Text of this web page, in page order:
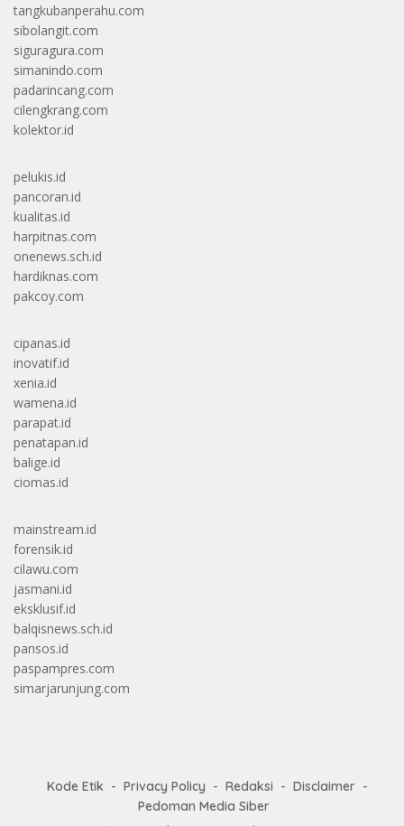
tangkubanperahu.com
sibolangit.com
siguragura.com
simanindo.com
padarincang.com
cilengkrang.com
kolektor.id
pelukis.id
pancoran.id
kualitas.id
harpitnas.com
onenews.sch.id
hardiknas.com
pakcoy.com
cipanas.id
inovatif.id
xenia.id
wamena.id
parapat.id
penatapan.id
balige.id
ciomas.id
mainstream.id
forensik.id
cilawu.com
jasmani.id
eksklusif.id
balqisnews.sch.id
pansos.id
paspampres.com
simarjarunjung.com
Kode Etik Privacy Policy Redaksi
Disclaimer
Pedoman Media Siber